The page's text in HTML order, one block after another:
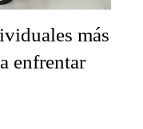
más
enfrentar